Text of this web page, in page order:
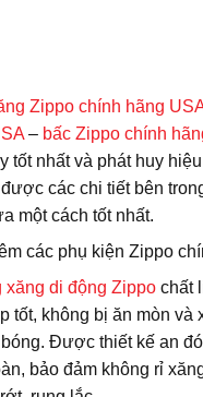
Zippo chính hãng
– bấc Zippo chính
tốt nhất và phát huy
các chi tiết bên
một cách tốt nhất.
các phụ kiện Zippo
xăng di động Zippochất
tốt, không bị ăn mòn và
bóng. Được thiết kế an
bảo đảm không rỉ